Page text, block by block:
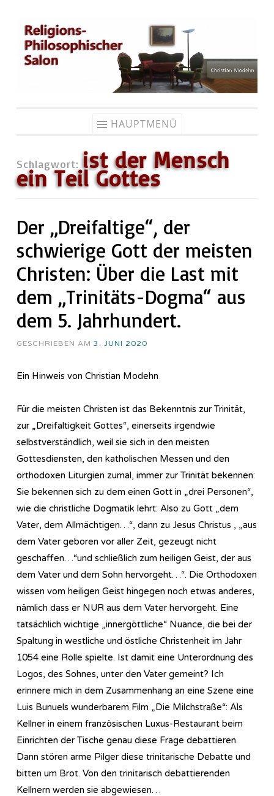
Zum
Inhalt
springen
HAUPTMENÜ
Schlagwort: ist der Mensch
ein Teil Gottes
Der „Dreifaltige“, der
schwierige Gott der meisten
Christen: Über die Last mit
dem „Trinitäts-Dogma“ aus
dem 5. Jahrhundert.
GESCHRIEBEN AM 3. JUNI 2020
Ein Hinweis von Christian Modehn
Für die meisten Christen ist das Bekenntnis zur Trinität,
zur „Dreifaltigkeit Gottes“, einerseits irgendwie
selbstverständlich, weil sie sich in den meisten
Gottesdiensten, den katholischen Messen und den
orthodoxen Liturgien zumal, immer zur Trinität bekennen:
Sie bekennen sich zu dem einen Gott in „drei Personen“,
wie die christliche Dogmatik lehrt: Also zu Gott „dem
Vater, dem Allmächtigen…“, dann zu Jesus Christus , „aus
dem Vater geboren vor aller Zeit, gezeugt nicht
geschaffen…“und schließlich zum heiligen Geist, der aus
dem Vater und dem Sohn hervorgeht…“. Die Orthodoxen
wissen vom heiligen Geist hingegen noch etwas anderes,
nämlich dass er NUR aus dem Vater hervorgeht. Eine
tatsächlich wichtige „innergöttliche“ Nuance, die bei der
Spaltung in westliche und östliche Christenheit im Jahr
1054 eine Rolle spielte. Ist damit eine Unterordnung des
Logos, des Sohnes, unter den Vater gemeint? Ich
erinnere mich in dem Zusammenhang an eine Szene eine
Luis Bunuels wunderbarem Film „Die Milchstraße“: Als
Kellner in einem französischen Luxus-Restaurant beim
Einrichten der Tische genau diese Frage debattieren.
Dann stören arme Pilger diese trinitarische Debatte und
bitten um Brot. Von den trinitarisch debattierenden
Kellnern werden sie abgewiesen…